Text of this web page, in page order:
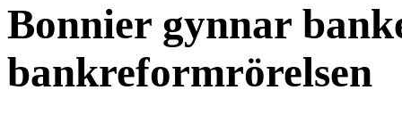
Bonnier gynnar
bankreformrörelsen